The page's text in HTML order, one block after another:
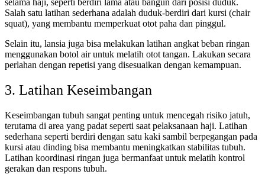
selama haji, seperti berdiri lama atau bangun dari posisi duduk.
Salah satu latihan sederhana adalah duduk-berdiri dari kursi (chair
squat), yang membantu memperkuat otot paha dan pinggul.
Selain itu, lansia juga bisa melakukan latihan angkat beban ringan
menggunakan botol air untuk melatih otot tangan. Lakukan secara
perlahan dengan repetisi yang disesuaikan dengan kemampuan.
3. Latihan Keseimbangan
Keseimbangan tubuh sangat penting untuk mencegah risiko jatuh,
terutama di area yang padat seperti saat pelaksanaan haji. Latihan
sederhana seperti berdiri dengan satu kaki sambil berpegangan pada
kursi atau dinding bisa membantu meningkatkan stabilitas tubuh.
Latihan koordinasi ringan juga bermanfaat untuk melatih kontrol
gerakan dan respons tubuh.